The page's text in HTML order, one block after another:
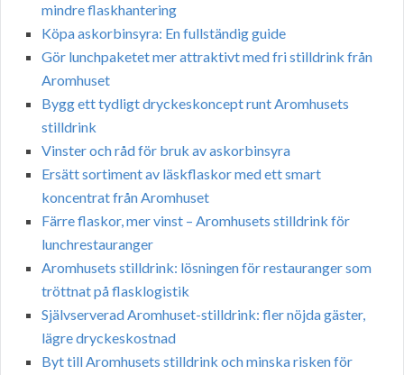
mindre flaskhantering
Köpa askorbinsyra: En fullständig guide
Gör lunchpaketet mer attraktivt med fri stilldrink från
Aromhuset
Bygg ett tydligt dryckeskoncept runt Aromhusets
stilldrink
Vinster och råd för bruk av askorbinsyra
Ersätt sortiment av läskflaskor med ett smart
koncentrat från Aromhuset
Färre flaskor, mer vinst – Aromhusets stilldrink för
lunchrestauranger
Aromhusets stilldrink: lösningen för restauranger som
tröttnat på flasklogistik
Självserverad Aromhuset-stilldrink: fler nöjda gäster,
lägre dryckeskostnad
Byt till Aromhusets stilldrink och minska risken för